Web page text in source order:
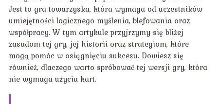
Jest to gra towarzyska, która wymaga od uczestników
umiejętności logicznego myślenia, blefowania oraz
współpracy. W tym artykule przyjrzymy się bliżej
zasadom tej gry, jej historii oraz strategiom, które
mogą pomóc w osiągnięciu sukcesu. Dowiesz się
również, dlaczego warto spróbować tej wersji gry, która
nie wymaga użycia kart.